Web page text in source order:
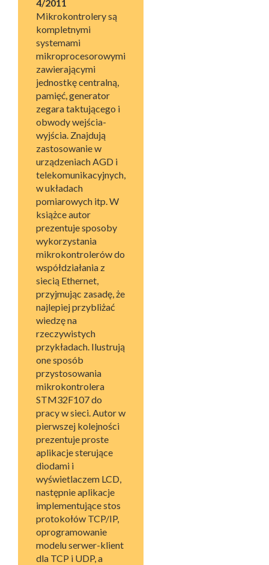
4/2011
Mikrokontrolery są
kompletnymi
systemami
mikroprocesorowymi
zawierającymi
jednostkę centralną,
pamięć, generator
zegara taktującego i
obwody wejścia-
wyjścia. Znajdują
zastosowanie w
urządzeniach AGD i
telekomunikacyjnych,
w układach
pomiarowych itp. W
książce autor
prezentuje sposoby
wykorzystania
mikrokontrolerów do
współdziałania z
siecią Ethernet,
przyjmując zasadę, że
najlepiej przybliżać
wiedzę na
rzeczywistych
przykładach. Ilustrują
one sposób
przystosowania
mikrokontrolera
STM32F107 do
pracy w sieci. Autor w
pierwszej kolejności
prezentuje proste
aplikacje sterujące
diodami i
wyświetlaczem LCD,
następnie aplikacje
implementujące stos
protokołów TCP/IP,
oprogramowanie
modelu serwer-klient
dla TCP i UDP, a